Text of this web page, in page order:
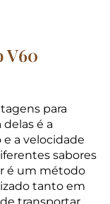
V60
para
é a
a velocidade
sabores
é um método
tanto em